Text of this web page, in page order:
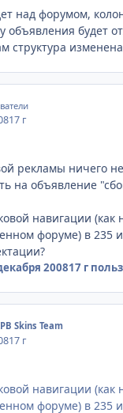
над форумом,
объявления будет
структура
17 г
рекламы ничего
на объявление
навигации (как
форуме) в 235
200817 г
Skins Team
17 г
навигации (как
форуме) в 235